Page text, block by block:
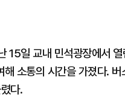
15일 교내 민석광장에서 열
소통의 시간을 가졌다. 버
다.